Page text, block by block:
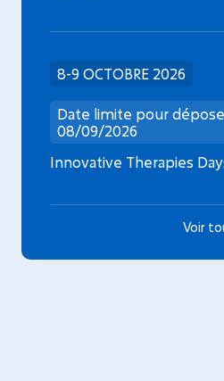
8-9 OCTOBRE 2026
Date limite pour
08/09/2026
Innovative Therapies
Voir